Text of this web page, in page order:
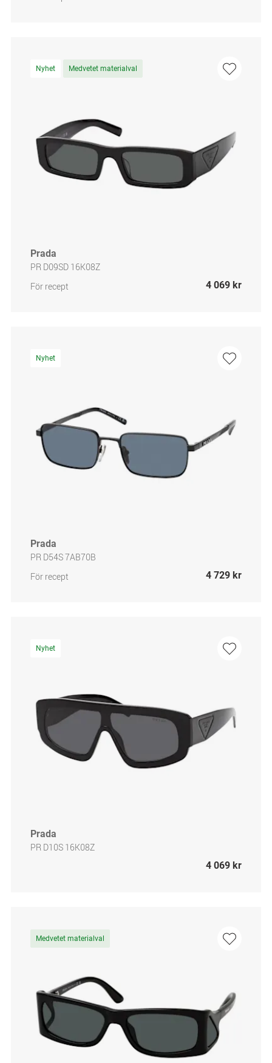
Nyhet Medvetet materialval
Prada
PR D09SD 16K08Z
För recept
4 069 kr
Nyhet
Prada
PR D54S 7AB70B
För recept
4 729 kr
Nyhet
Prada
PR D10S 16K08Z
4 069 kr
Medvetet materialval